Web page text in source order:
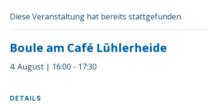
Diese Veranstaltung hat bereits stattgefunden.
Boule am Café Lühlerheide
4. August | 16:00 - 17:30
DETAILS